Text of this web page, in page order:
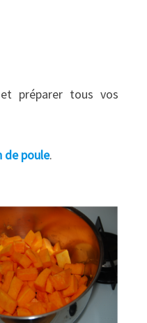
préparer tous vos
de poule.